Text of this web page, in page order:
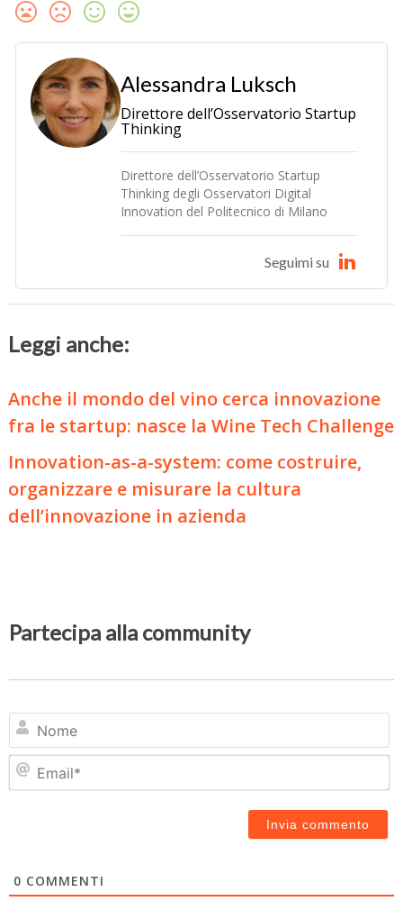
Alessandra Luksch
Direttore dell’Osservatorio Startup
Thinking
Direttore dell’Osservatorio Startup
Thinking degli Osservatori Digital
Innovation del Politecnico di Milano
Seguimi su
Leggi anche:
Anche il mondo del vino cerca innovazione
fra le startup: nasce la Wine Tech Challenge
Innovation-as-a-system: come costruire,
organizzare e misurare la cultura
dell’innovazione in azienda
Partecipa alla community
0 COMMENTI